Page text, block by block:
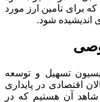
برای تامین ارز مورد
اندیشیده شود.
تسهیل و توسعه
اقتصادی در پایداری
آن هستیم که در